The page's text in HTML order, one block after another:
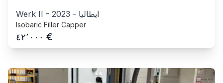
Werk II - 2023 - ايطاليا
Isobaric Filler Capper
٤٢٬٠٠٠ €